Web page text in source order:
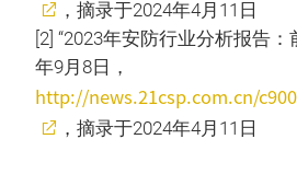
，摘录于2024年4月11日
[2] “2023年安防行业分析报告
年9月8日，
http://news.21csp.com.cn/
，摘录于2024年4月11日